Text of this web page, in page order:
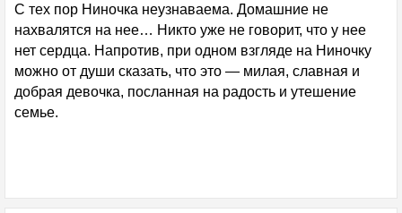
С тех пор Ниночка неузнаваема. Домашние не
нахвалятся на нее… Никто уже не говорит, что у нее
нет сердца. Напротив, при одном взгляде на Ниночку
можно от души сказать, что это — милая, славная и
добрая девочка, посланная на радость и утешение
семье.